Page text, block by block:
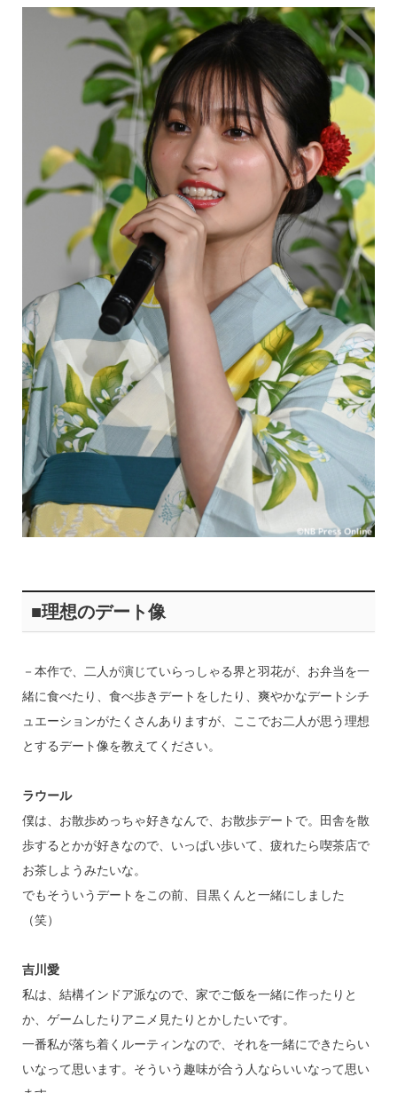
■理想のデート像
－本作で、二人が演じていらっしゃる界と羽花が、お弁当を一
緒に食べたり、食べ歩きデートをしたり、爽やかなデートシチ
ュエーションがたくさんありますが、ここでお二人が思う理想
とするデート像を教えてください。
ラウール
僕は、お散歩めっちゃ好きなんで、お散歩デートで。田舎を散
歩するとかが好きなので、いっぱい歩いて、疲れたら喫茶店で
お茶しようみたいな。
でもそういうデートをこの前、目黒くんと一緒にしました
（笑）
吉川愛
私は、結構インドア派なので、家でご飯を一緒に作ったりと
か、ゲームしたりアニメ見たりとかしたいです。
一番私が落ち着くルーティンなので、それを一緒にできたらい
いなって思います。そういう趣味が合う人ならいいなって思い